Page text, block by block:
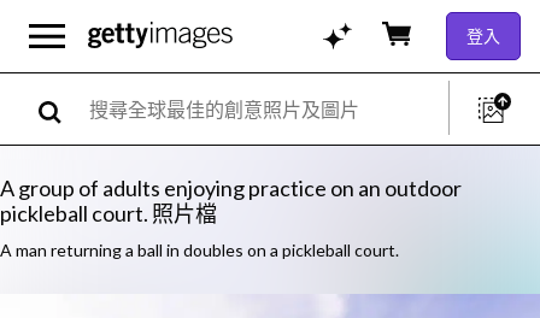
登入
A group of adults enjoying practice on an outdoor
pickleball court. 照片檔
A man returning a ball in doubles on a pickleball court.